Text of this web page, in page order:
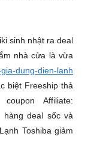
sinh nhật ra deal
nhà cửa là vừa
dung-dien-lanh
biệt Freeship thả
Affiliate:
hàng deal sốc và
Toshiba giảm